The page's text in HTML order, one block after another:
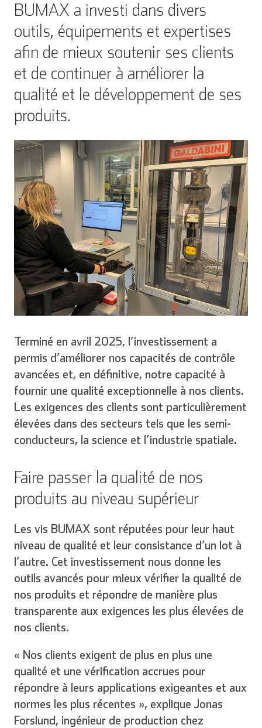
BUMAX a investi dans divers
outils, équipements et expertises
afin de mieux soutenir ses clients
et de continuer à améliorer la
qualité et le développement de ses
produits.
Terminé en avril 2025, l’investissement a
permis d’améliorer nos capacités de contrôle
avancées et, en définitive, notre capacité à
fournir une qualité exceptionnelle à nos clients.
Les exigences des clients sont particulièrement
élevées dans des secteurs tels que les semi-
conducteurs, la science et l’industrie spatiale.
Faire passer la qualité de nos
produits au niveau supérieur
Les vis BUMAX sont réputées pour leur haut
niveau de qualité et leur consistance d’un lot à
l’autre. Cet investissement nous donne les
outils avancés pour mieux vérifier la qualité de
nos produits et répondre de manière plus
transparente aux exigences les plus élevées de
nos clients.
« Nos clients exigent de plus en plus une
qualité et une vérification accrues pour
répondre à leurs applications exigeantes et aux
normes les plus récentes », explique Jonas
Forslund, ingénieur de production chez